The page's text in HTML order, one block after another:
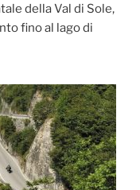
della Val di Sole,
fino al lago di